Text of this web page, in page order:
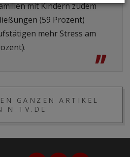
mit Kindern zudem
(59 Prozent)
mehr Stress am
”
GANZEN ARTIKEL
N-TV.DE